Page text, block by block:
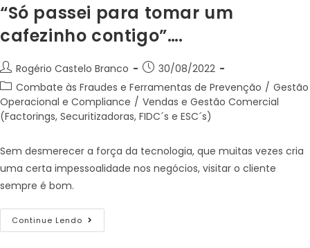
“Só passei para tomar um
cafezinho contigo”….
Rogério Castelo Branco
30/08/2022
Combate às Fraudes e Ferramentas de Prevenção / Gestão
Operacional e Compliance / Vendas e Gestão Comercial
(Factorings, Securitizadoras, FIDC´s e ESC´s)
Sem desmerecer a força da tecnologia, que muitas vezes cria
uma certa impessoalidade nos negócios, visitar o cliente
sempre é bom.
Continue Lendo